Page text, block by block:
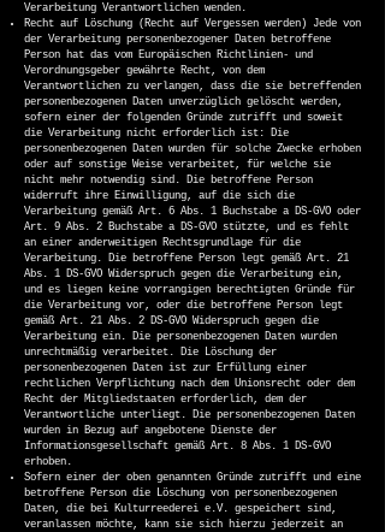
Verarbeitung Verantwortlichen wenden.
Recht auf Löschung (Recht auf Vergessen werden) Jede von
der Verarbeitung personenbezogener Daten betroffene
Person hat das vom Europäischen Richtlinien- und
Verordnungsgeber gewährte Recht, von dem
Verantwortlichen zu verlangen, dass die sie betreffenden
personenbezogenen Daten unverzüglich gelöscht werden,
sofern einer der folgenden Gründe zutrifft und soweit
die Verarbeitung nicht erforderlich ist: Die
personenbezogenen Daten wurden für solche Zwecke erhoben
oder auf sonstige Weise verarbeitet, für welche sie
nicht mehr notwendig sind. Die betroffene Person
widerruft ihre Einwilligung, auf die sich die
Verarbeitung gemäß Art. 6 Abs. 1 Buchstabe a DS-GVO oder
Art. 9 Abs. 2 Buchstabe a DS-GVO stützte, und es fehlt
an einer anderweitigen Rechtsgrundlage für die
Verarbeitung. Die betroffene Person legt gemäß Art. 21
Abs. 1 DS-GVO Widerspruch gegen die Verarbeitung ein,
und es liegen keine vorrangigen berechtigten Gründe für
die Verarbeitung vor, oder die betroffene Person legt
gemäß Art. 21 Abs. 2 DS-GVO Widerspruch gegen die
Verarbeitung ein. Die personenbezogenen Daten wurden
unrechtmäßig verarbeitet. Die Löschung der
personenbezogenen Daten ist zur Erfüllung einer
rechtlichen Verpflichtung nach dem Unionsrecht oder dem
Recht der Mitgliedstaaten erforderlich, dem der
Verantwortliche unterliegt. Die personenbezogenen Daten
wurden in Bezug auf angebotene Dienste der
Informationsgesellschaft gemäß Art. 8 Abs. 1 DS-GVO
erhoben.
Sofern einer der oben genannten Gründe zutrifft und eine
betroffene Person die Löschung von personenbezogenen
Daten, die bei Kulturreederei e.V. gespeichert sind,
veranlassen möchte, kann sie sich hierzu jederzeit an